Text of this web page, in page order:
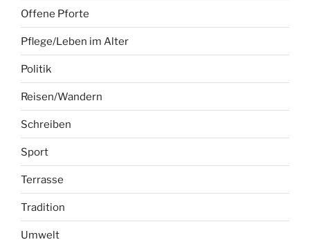
Offene Pforte
Pflege/Leben im Alter
Politik
Reisen/Wandern
Schreiben
Sport
Terrasse
Tradition
Umwelt